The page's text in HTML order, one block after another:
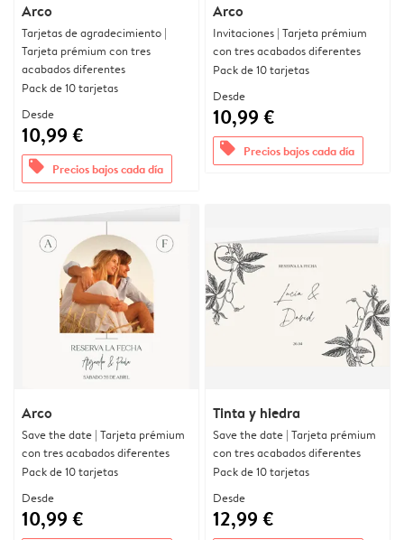
Arco
Tarjetas de agradecimiento |
Tarjeta prémium con tres
acabados diferentes
Pack de 10 tarjetas
Desde
10,99 €
offers Precios bajos cada día
Arco
Invitaciones | Tarjeta prémium
con tres acabados diferentes
Pack de 10 tarjetas
Desde
10,99 €
offers Precios bajos cada día
Arco
Save the date | Tarjeta prémium
con tres acabados diferentes
Pack de 10 tarjetas
Desde
10,99 €
Tinta y hiedra
Save the date | Tarjeta prémium
con tres acabados diferentes
Pack de 10 tarjetas
Desde
12,99 €